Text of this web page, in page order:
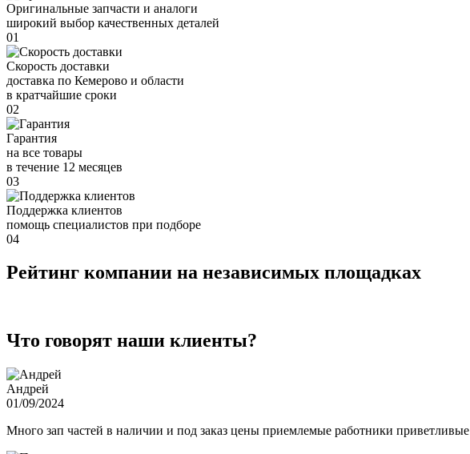
Оригинальные запчасти и аналоги
широкий выбор качественных деталей
01
Скорость доставки
доставка по Кемерово и области
в кратчайшие сроки
02
Гарантия
на все товары
в течение 12 месяцев
03
Поддержка клиентов
помощь специалистов при подборе
04
Рейтинг компании на независимых площадках
Что говорят наши клиенты?
Андрей
01/09/2024
Много зап частей в наличии и под заказ цены приемлемые работники приветливые